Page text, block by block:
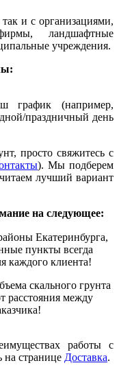
и с организациями,
ландшафтные
учреждения.
график (например,
праздничный день
просто свяжитесь с
). Мы подберем
лучший вариант
на следующее:
Екатеринбурга,
пункты всегда
каждого клиента!
скального грунта
расстояния между
работы с
на странице Доставка.